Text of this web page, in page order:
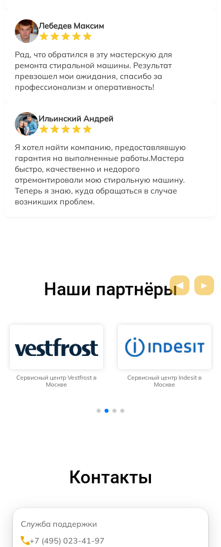
Лебедев Максим
Рад, что обратился в эту мастерскую для
ремонта стиральной машины. Результат
превзошел мои ожидания, спасибо за
профессионализм и оперативность!
Ильинский Андрей
Я хотел найти компанию, предоставлявшую
гарантия на выполненные работы.Мастера
быстро, качественно и недорого
отремонтировали мою стиральную машину.
Теперь я знаю, куда обращаться в случае
возникших проблем.
Наши партнёры
Сервисный центр Vestfrost в
Москве
Сервисный центр Indesit в
Москве
Контакты
Служба поддержки
+7 (495) 023-41-97